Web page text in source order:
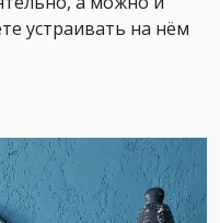
устраивать на нём